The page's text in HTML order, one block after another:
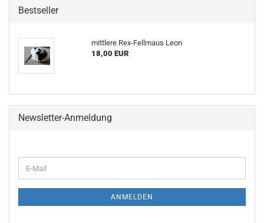
Bestseller
mittlere Rex-Fellmaus Leon
18,00 EUR
Newsletter-Anmeldung
ZUR
E-
Mail
ANMELDEN